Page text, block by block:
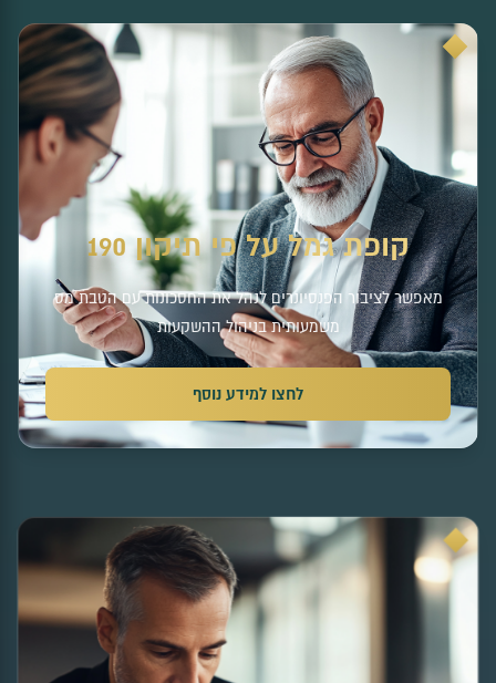
קופת גמל על פי תיקון 190
מאפשר לציבור הפנסיונרים לנהל את החסכונות עם הטבת מס
משמעותית בניהול ההשקעות
לחצו למידע נוסף